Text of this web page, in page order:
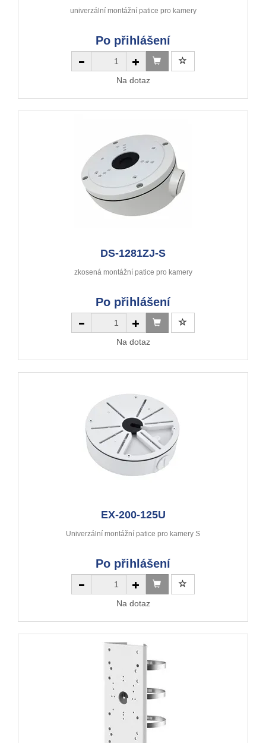
univerzální montážní patice pro kamery
Po přihlášení
Na dotaz
DS-1281ZJ-S
zkosená montážní patice pro kamery
Po přihlášení
Na dotaz
EX-200-125U
Univerzální montážní patice pro kamery S
Po přihlášení
Na dotaz